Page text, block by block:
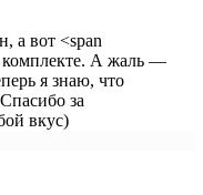
а вот <span
А жаль —
я знаю, что
за
вкус)